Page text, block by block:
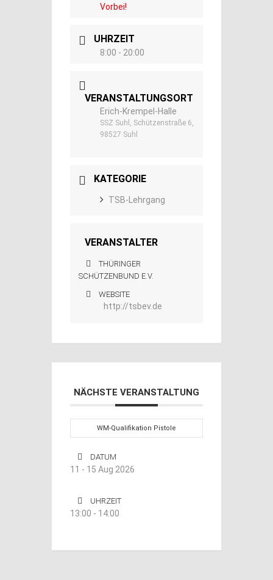
Vorbei!
UHRZEIT
8:00 - 20:00
VERANSTALTUNGSORT
Erich-Krempel-Halle
SSZ Suhl, Schützenstraße 6,
98527 Suhl
KATEGORIE
TSB-Lehrgang
VERANSTALTER
THÜRINGER
SCHÜTZENBUND E.V.
WEBSITE
http://tsbev.de
NÄCHSTE VERANSTALTUNG
WM-Qualifikation Pistole
DATUM
11 - 15 Aug 2026
UHRZEIT
13:00 - 14:00